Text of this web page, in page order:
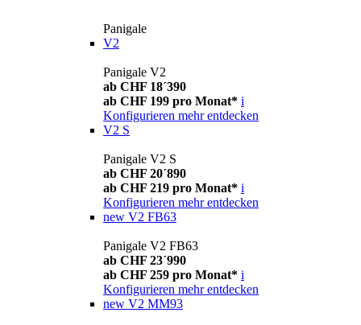
Panigale
V2
Panigale V2
ab CHF 18´390
ab CHF 199 pro Monat* i
Konfigurieren mehr entdecken
V2 S
Panigale V2 S
ab CHF 20´890
ab CHF 219 pro Monat* i
Konfigurieren mehr entdecken
new V2 FB63
Panigale V2 FB63
ab CHF 23´990
ab CHF 259 pro Monat* i
Konfigurieren mehr entdecken
new V2 MM93